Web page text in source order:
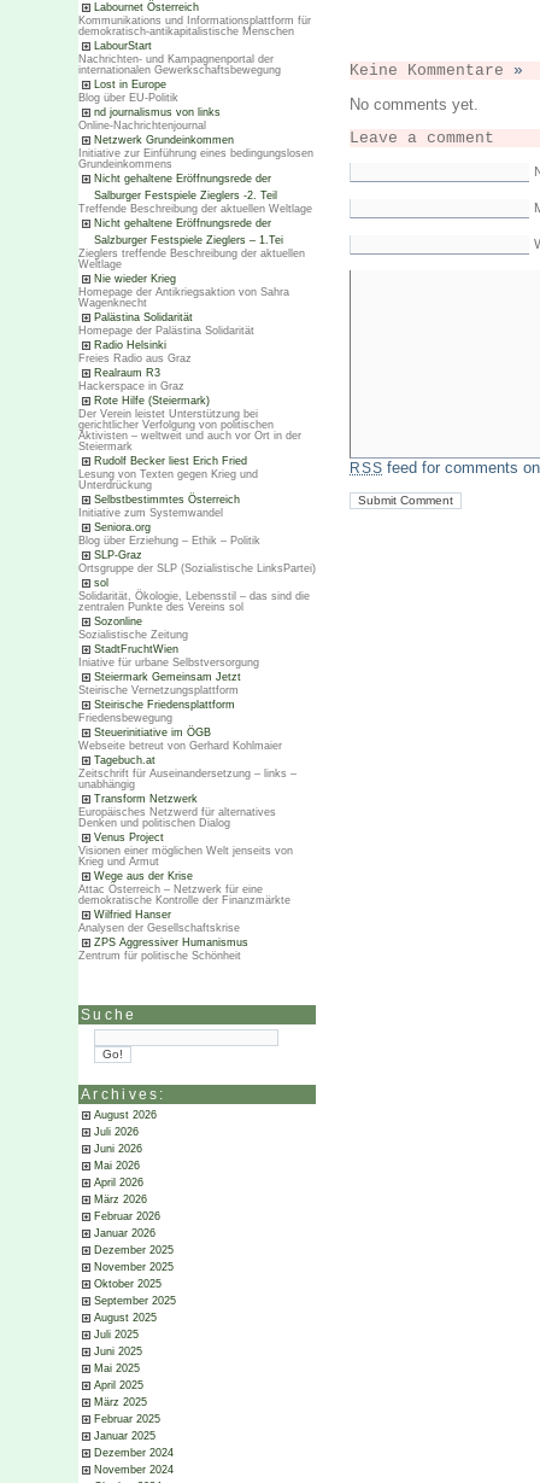
Labournet Österreich
Kommunikations und Informationsplattform für
demokratisch-antikapitalistische Menschen
LabourStart
Nachrichten- und Kampagnenportal der
internationalen Gewerkschaftsbewegung
Lost in Europe
Blog über EU-Politik
nd journalismus von links
Online-Nachrichtenjournal
Netzwerk Grundeinkommen
Initiative zur Einführung eines bedingungslosen
Grundeinkommens
Nicht gehaltene Eröffnungsrede der
Salburger Festspiele Zieglers -2. Teil
Treffende Beschreibung der aktuellen Weltlage
Nicht gehaltene Eröffnungsrede der
Salzburger Festspiele Zieglers – 1.Tei
Zieglers treffende Beschreibung der aktuellen
Weltlage
Nie wieder Krieg
Homepage der Antikriegsaktion von Sahra
Wagenknecht
Palästina Solidarität
Homepage der Palästina Solidarität
Radio Helsinki
Freies Radio aus Graz
Realraum R3
Hackerspace in Graz
Rote Hilfe (Steiermark)
Der Verein leistet Unterstützung bei
gerichtlicher Verfolgung von politischen
Aktivisten – weltweit und auch vor Ort in der
Steiermark
Rudolf Becker liest Erich Fried
Lesung von Texten gegen Krieg und
Unterdrückung
Selbstbestimmtes Österreich
Initiative zum Systemwandel
Seniora.org
Blog über Erziehung – Ethik – Politik
SLP-Graz
Ortsgruppe der SLP (Sozialistische LinksPartei)
sol
Solidarität, Ökologie, Lebensstil – das sind die
zentralen Punkte des Vereins sol
Sozonline
Sozialistische Zeitung
StadtFruchtWien
Iniative für urbane Selbstversorgung
Steiermark Gemeinsam Jetzt
Steirische Vernetzungsplattform
Steirische Friedensplattform
Friedensbewegung
Steuerinitiative im ÖGB
Webseite betreut von Gerhard Kohlmaier
Tagebuch.at
Zeitschrift für Auseinandersetzung – links –
unabhängig
Transform Netzwerk
Europäisches Netzwerd für alternatives
Denken und politischen Dialog
Venus Project
Visionen einer möglichen Welt jenseits von
Krieg und Armut
Wege aus der Krise
Attac Österreich – Netzwerk für eine
demokratische Kontrolle der Finanzmärkte
Wilfried Hanser
Analysen der Gesellschaftskrise
ZPS Aggressiver Humanismus
Zentrum für politische Schönheit
Suche
Archives:
August 2026
Juli 2026
Juni 2026
Mai 2026
April 2026
März 2026
Februar 2026
Januar 2026
Dezember 2025
November 2025
Oktober 2025
September 2025
August 2025
Juli 2025
Juni 2025
Mai 2025
April 2025
März 2025
Februar 2025
Januar 2025
Dezember 2024
November 2024
Keine Kommentare »
No comments yet.
Leave a comment
RSS feed for comments